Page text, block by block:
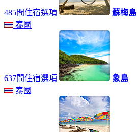
485間住宿選項
蘇梅島
泰國
637間住宿選項
象島
泰國